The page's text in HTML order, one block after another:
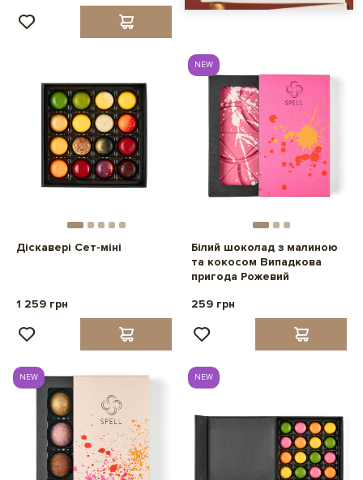
Діскавері Сет-міні
1 259 грн
NEW
Білий шоколад з малиною
та кокосом Випадкова
пригода Рожевий
259 грн
NEW NEW